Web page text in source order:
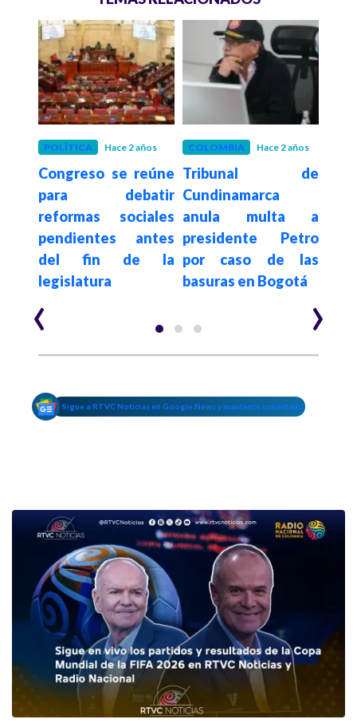
POLÍTICA Hace 2 años
Congreso se reúne
para debatir
reformas sociales
pendientes antes
del fin de la
legislatura
COLOMBIA Hace 2 años
Tribunal de
Cundinamarca
anula multa a
presidente Petro
por caso de las
basuras en Bogotá
‹ ›
Sigue a RTVC Noticias en Google News y mantente conectado